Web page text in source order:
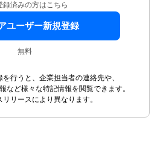
録済みの方はこちら
ユーザー新規登録
無料
行うと、企業担当者の連絡先や、
など様々な特記情報を閲覧できます。
リースにより異なります。